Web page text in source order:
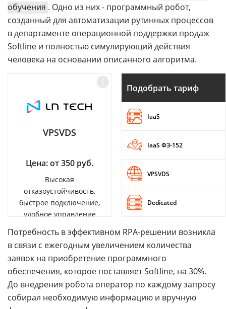
обучения . Одно из них - программный робот,
созданный для автоматизации рутинных процессов
в департаменте операционной поддержки продаж
Softline и полностью симулирующий действия
человека на основании описанного алгоритма.
VPSVDS
Цена: от 350 руб.
Высокая
отказоустойчивость,
быстрое подключение,
удобное управление
Подобрать тариф
IaaS
IaaS ФЗ-152
VPSVDS
Dedicated
Потребность в эффективном RPA-решении возникла
в связи с ежегодным увеличением количества
заявок на приобретение программного
обеспечения, которое поставляет Softline, на 30%.
До внедрения робота оператор по каждому запросу
собирал необходимую информацию и вручную